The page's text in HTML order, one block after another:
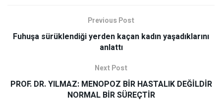
Previous Post
Fuhuşa sürüklendiği yerden kaçan kadın yaşadıklarını
anlattı
Next Post
PROF. DR. YILMAZ: MENOPOZ BİR HASTALIK DEĞİLDİR
NORMAL BİR SÜREÇTİR